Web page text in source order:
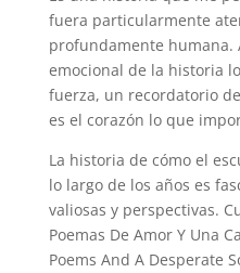
fuera particularmente
profundamente humana.
emocional de la historia
fuerza, un recordatorio
es el corazón lo que
La historia de cómo el
lo largo de los años es
valiosas y perspectivas.
Poemas De Amor Y Una
Poems And A Desperate